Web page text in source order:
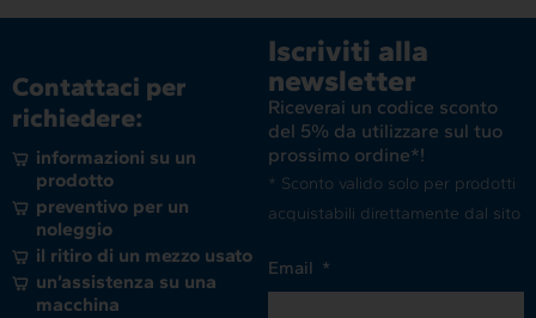
Contattaci per
richiedere:
informazioni su un
prodotto
preventivo per un
noleggio
il ritiro di un mezzo usato
un’assistenza su una
macchina
Iscriviti alla
newsletter
Riceverai un codice sconto
del 5% da utilizzare sul tuo
prossimo ordine*!
* Sconto valido solo per prodotti
acquistabili direttamente dal sito
Email